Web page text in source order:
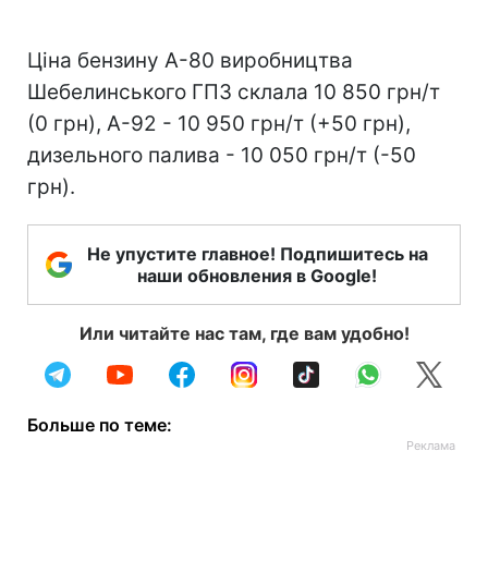
Ціна бензину А-80 виробництва
Шебелинського ГПЗ склала 10 850 грн/т
(0 грн), А-92 - 10 950 грн/т (+50 грн),
дизельного палива - 10 050 грн/т (-50
грн).
Не упустите главное! Подпишитесь на
наши обновления в Google!
Или читайте нас там, где вам удобно!
Больше по теме: